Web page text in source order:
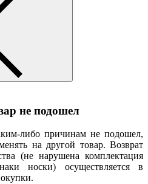
не подошел
либо причинам не подошел,
на другой товар. Возврат
(не нарушена комплектация
носки) осуществляется в